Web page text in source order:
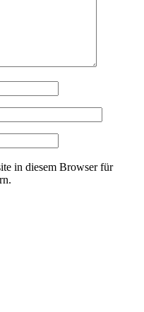
in diesem Browser für